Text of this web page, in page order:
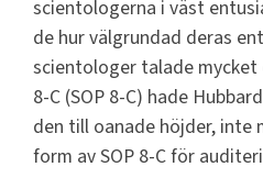
scientologerna i väst
de hur välgrundad deras
scientologer talade
8-C (SOP 8-C) hade
den till oanade höjder, inte
form av SOP 8-C för